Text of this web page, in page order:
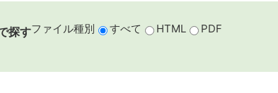
探すファイル種別 すべて HTML PDF